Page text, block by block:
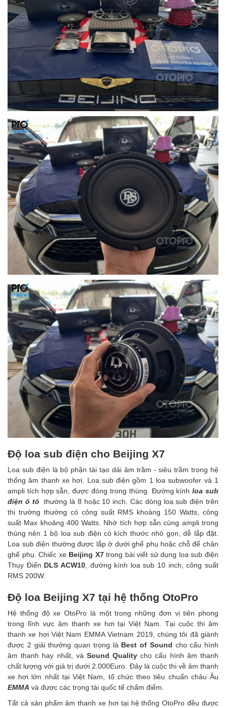
Độ loa sub điện cho Beijing X7
Loa sub điện là bộ phận tái tạo dải âm trầm - siêu trầm trong hệ
thống âm thanh xe hơi. Loa sub điện gồm 1 loa subwoofer và 1
ampli tích hợp sẵn, được đóng trong thùng. Đường kínhloa sub
điện ô tô thường là 8 hoặc 10 inch. Các dòng loa sub điện trên
thị trường thường có công suất RMS khoảng 150 Watts, công
suất Max khoảng 400 Watts. Nhờ tích hợp sẵn cùng ampli trong
thùng nên 1 bộ loa sub điện có kích thước nhỏ gọn, dễ lắp đặt.
Loa sub điện thường được lắp ở dưới ghế phụ hoặc chỗ để chân
ghế phụ. Chiếc xe Beijing X7trong bài viết sử dụng loa sub điện
Thụy Điển DLS ACW10, đường kính loa sub 10 inch, công suất
RMS 200W.
Độ loa Beijing X7 tại hệ thống OtoPro
Hệ thống độ xe OtoPro là một trong những đơn vị tiên phong
trong lĩnh vực âm thanh xe hơi tại Việt Nam. Tại cuộc thi âm
thanh xe hơi Việt Nam EMMA Vietnam 2019, chúng tôi đã giành
được 2 giải thưởng quan trọng là Best of Sound cho cấu hình
âm thanh hay nhất, và Sound Quality cho cấu hình âm thanh
chất lượng với giá trị dưới 2.000Euro. Đây là cuộc thi về âm thanh
xe hơi lớn nhất tại Việt Nam, tổ chức theo tiêu chuẩn châu Âu
EMMA và được các trọng tài quốc tế chấm điểm.
Tất cả sản phẩm âm thanh xe hơi tại hệ thống OtoPro đều được